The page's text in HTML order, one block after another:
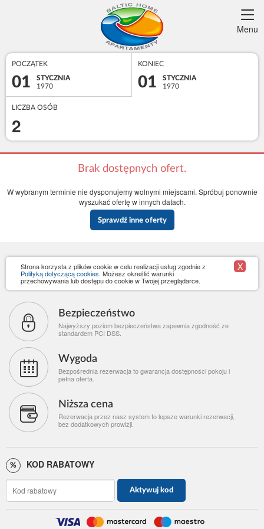
Menu
POCZĄTEK
01
STYCZNIA
1970
KONIEC
01
STYCZNIA
1970
LICZBA OSÓB
2
Brak dostępnych ofert.
W wybranym terminie nie dysponujemy wolnymi miejscami. Spróbuj ponownie
wyszukać ofertę w innych datach.
Sprawdź inne oferty
Strona korzysta z plików cookie w celu realizacji usług zgodnie z
Polityką dotyczącą cookies. Możesz określić warunki
przechowywania lub dostępu do cookie w Twojej przeglądarce.
X
Bezpieczeństwo
Najwyższy poziom bezpieczeństwa zapewnia zgodność ze
standardem PCI DSS.
Wygoda
Bezpośrednia rezerwacja to gwarancja dostępności pokoju i
pełna oferta.
Niższa cena
Rezerwacja przez nasz system to lepsze warunki rezerwacji,
bez dodatkowych prowizji.
KOD RABATOWY
Aktywuj kod